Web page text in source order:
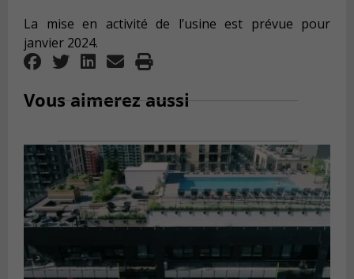
La mise en activité de l’usine est prévue pour
janvier 2024.
Vous aimerez aussi